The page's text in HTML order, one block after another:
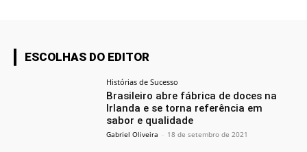
ESCOLHAS DO EDITOR
Histórias de Sucesso
Brasileiro abre fábrica de doces na
Irlanda e se torna referência em
sabor e qualidade
Gabriel Oliveira - 18 de setembro de 2021